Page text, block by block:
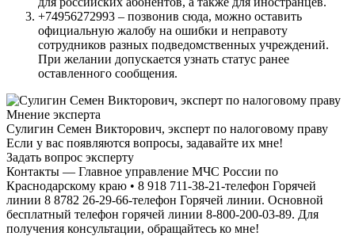
+74956272993 – позвонив сюда, можно оставить
официальную жалобу на ошибки и неправоту
сотрудников разных подведомственных учреждений.
При желании допускается узнать статус ранее
оставленного сообщения.
Мнение эксперта
Сулигин Семен Викторович, эксперт по налоговому праву
Если у вас появляются вопросы, задавайте их мне!
Задать вопрос эксперту
Контакты — Главное управление МЧС России по
Краснодарскому краю • 8 918 711-38-21-телефон Горячей
линии 8 8782 26-29-66-телефон Горячей линии. Основной
бесплатный телефон горячей линии 8-800-200-03-89. Для
получения консультации, обращайтесь ко мне!